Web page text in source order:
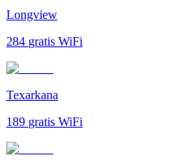
Longview
284 gratis WiFi
Texarkana
189 gratis WiFi